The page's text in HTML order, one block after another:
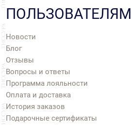
ПОЛЬЗОВАТЕЛЯМ
Новости
Блог
Отзывы
Вопросы и ответы
Программа лояльности
Оплата и доставка
История заказов
Подарочные сертификаты